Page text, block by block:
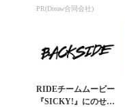
コ使ってます。
PR(Dreaw合同会社)
RIDEチームムービー
『SICKY!』にのせた